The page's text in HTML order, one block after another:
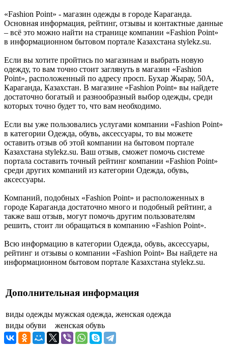
«Fashion Point» - магазин одежды в городе Караганда.
Основная информация, рейтинг, отзывы и контактные данные
– всё это можно найти на странице компании «Fashion Point»
в информационном бытовом портале Казахстана stylekz.su.
Если вы хотите пройтись по магазинам и выбрать новую
одежду, то вам точно стоит заглянуть в магазин «Fashion
Point», расположенный по адресу просп. Бухар Жырау, 50А,
Караганда, Казахстан. В магазине «Fashion Point» вы найдете
достаточно богатый и разнообразный выбор одежды, среди
которых точно будет то, что вам необходимо.
Если вы уже пользовались услугами компании «Fashion Point»
в категории Одежда, обувь, аксессуары, то вы можете
оставить отзыв об этой компании на бытовом портале
Казахстана stylekz.su. Ваш отзыв, сможет помочь системе
портала составить точный рейтинг компании «Fashion Point»
среди других компаний из категории Одежда, обувь,
аксессуары.
Компаний, подобных «Fashion Point» и расположенных в
городе Караганда достаточно много и подобный рейтинг, а
также ваш отзыв, могут помочь другим пользователям
решить, стоит ли обращаться в компанию «Fashion Point».
Всю информацию в категории Одежда, обувь, аксессуары,
рейтинг и отзывы о компании «Fashion Point» Вы найдете на
информационном бытовом портале Казахстана stylekz.su.
Дополнительная информация
виды одежды мужская одежда, женская одежда
виды обуви
женская обувь